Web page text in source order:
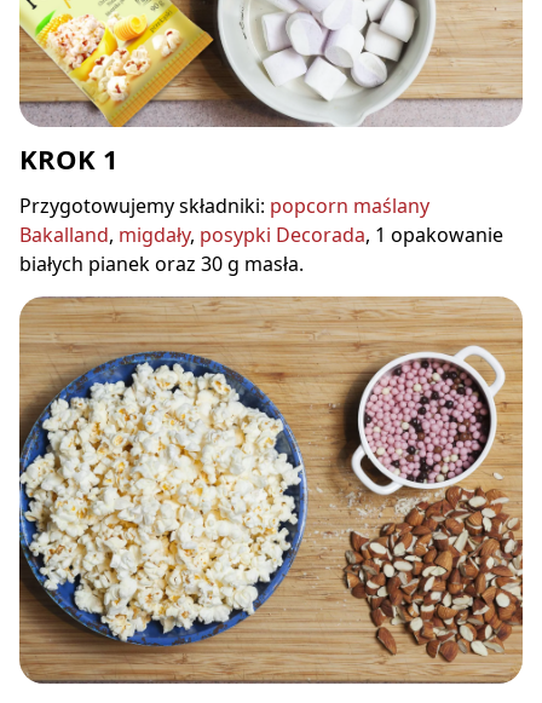
KROK 1
Przygotowujemy składniki: popcorn maślany
Bakalland, migdały, posypki Decorada, 1 opakowanie
białych pianek oraz 30 g masła.